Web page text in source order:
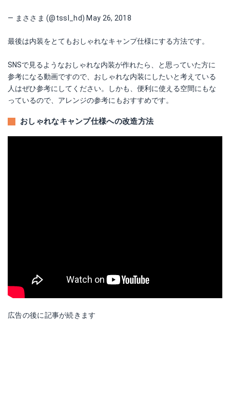
— まささま (@tssl_hd) May 26, 2018
最後は内装をとてもおしゃれなキャンプ仕様にする方法です。
SNSで見るようなおしゃれな内装が作れたら、と思っていた方に
参考になる動画ですので、おしゃれな内装にしたいと考えている
人はぜひ参考にしてください。しかも、便利に使える空間にもな
っているので、アレンジの参考にもおすすめです。
おしゃれなキャンプ仕様への改造方法
広告の後に記事が続きます